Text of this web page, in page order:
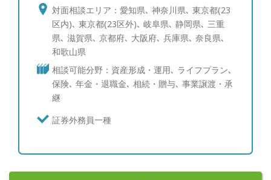
のお客様と向き合う時間はだんだんと減り、本来や
るべきことにベクトルを向けられていない自分に不
満を感じていました。 ・転勤があることで担当者
として関係が途絶えてしまうことが残念 ・お客様
との時間・お客様のことを考える時間をもっと増や
し、その次の世代（お子様）までお付き合いをして
いきたい と強く思うようになりました。 その中で
IFAは、会社組織として偏った商品・サービスを案
内するのでなく、お客様1人1人の想い・悩みを知っ
できます。 実際にこのようなお客様から相談を受
対面相談エリア：愛知県､ 神奈川県､ 東京都(23
区内)､ 東京都(23区外)､ 岐阜県､ 静岡県､ 三重
県､ 滋賀県､ 京都府､ 大阪府､ 兵庫県､ 奈良県､
和歌山県
相談可能分野：資産形成・運用､ ライフプラン､
保険､ 年金・退職金､ 相続・贈与､ 事業譲渡・承
継
証券外務員一種